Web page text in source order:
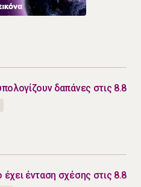
δαπάνες στις 8.8
έχει ένταση σχέσης στις 8.8